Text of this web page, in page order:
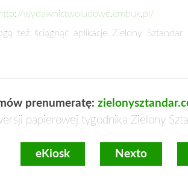
wydawnictwoludowe. embuk.pl/
też ściągnąć aplikacje Zielony Sztandar
prenumeratę:
papierowej tygodnika Zielony
eKiosk Nexto